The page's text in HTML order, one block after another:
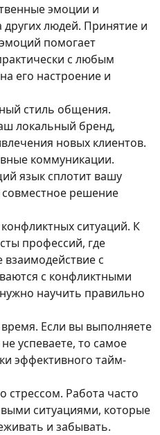
эмоции и
других людей. Принятие и
помогает
с любым
его настроение и
стиль общения.
локальный бренд,
новых клиентов.
коммуникации.
язык сплотит вашу
решение
ситуаций. К
профессий, где
взаимодействие с
с конфликтными
научить правильно
Если вы выполняете
успеваете, то самое
эффективного тайм-
стрессом. Работа часто
ситуациями, которые
и забывать.